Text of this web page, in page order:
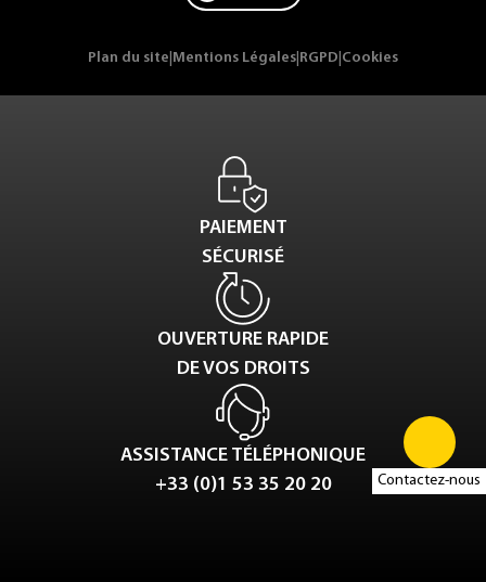
Contactez-nous
Plan du site Mentions Légales RGPD Cookies
PAIEMENT
SÉCURISÉ
OUVERTURE RAPIDE
DE VOS DROITS
ASSISTANCE TÉLÉPHONIQUE
+33 (0)1 53 35 20 20